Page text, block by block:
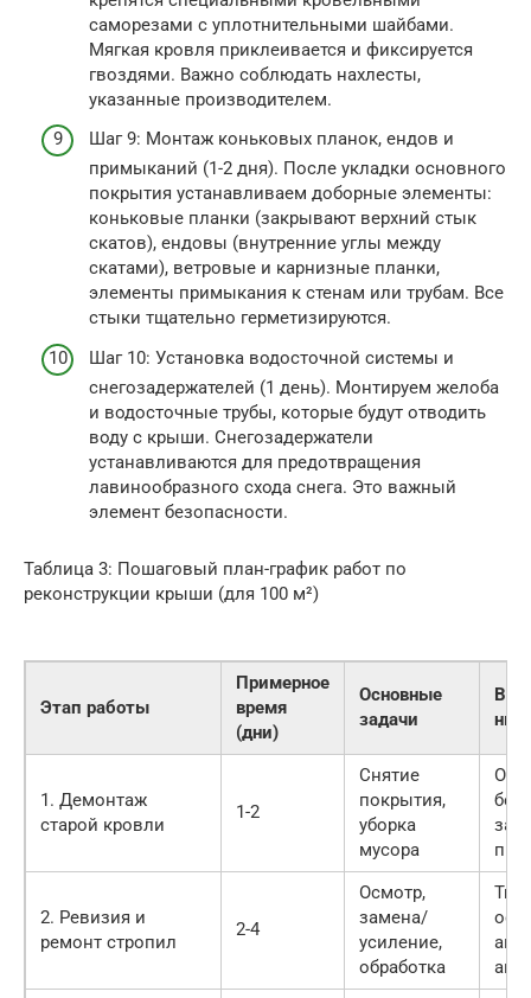
саморезами с уплотнительными шайбами.
Мягкая кровля приклеивается и фиксируется
гвоздями. Важно соблюдать нахлесты,
указанные производителем.
Шаг 9: Монтаж коньковых планок, ендов и
примыканий (1-2 дня). После укладки основного
покрытия устанавливаем доборные элементы:
коньковые планки (закрывают верхний стык
скатов), ендовы (внутренние углы между
скатами), ветровые и карнизные планки,
элементы примыкания к стенам или трубам. Все
стыки тщательно герметизируются.
Шаг 10: Установка водосточной системы и
снегозадержателей (1 день). Монтируем желоба
и водосточные трубы, которые будут отводить
воду с крыши. Снегозадержатели
устанавливаются для предотвращения
лавинообразного схода снега. Это важный
элемент безопасности.
Таблица 3: Пошаговый план-график работ по
реконструкции крыши (для 100 м²)
Этап работы
Примерное
время
(дни)
Основные
задачи
1. Демонтаж
старой кровли
1-2
Снятие
покрытия,
уборка
мусора
2. Ревизия и
ремонт стропил
2-4
Осмотр,
замена/
усиление,
обработка